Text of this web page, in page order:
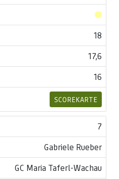
18
17,6
16
SCOREKARTE
7
Gabriele Rueber
GC Maria Taferl-Wachau